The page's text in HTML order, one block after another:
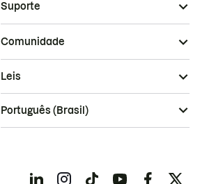
Suporte
Comunidade
Leis
Português (Brasil)